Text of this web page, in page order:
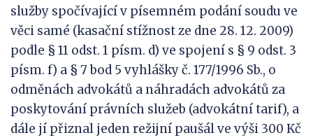
služby spočívající v písemném podání soudu ve
věci samé (kasační stížnost ze dne 28. 12. 2009)
podle § 11 odst. 1 písm. d) ve spojení s § 9 odst. 3
písm. f) a § 7 bod 5 vyhlášky č. 177/1996 Sb., o
odměnách advokátů a náhradách advokátů za
poskytování právních služeb (advokátní tarif), a
dále jí přiznal jeden režijní paušál ve výši 300 Kč